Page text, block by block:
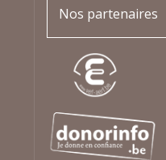
Nos partenaires